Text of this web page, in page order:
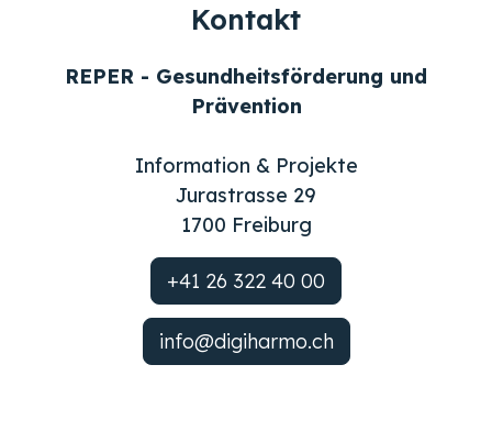
Kontakt
REPER - Gesundheitsförderung und
Prävention
Information & Projekte
Jurastrasse 29
1700 Freiburg
+41 26 322 40 00
info@digiharmo.ch